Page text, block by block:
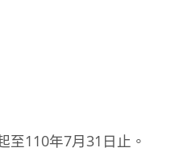
至110年7月31日止。